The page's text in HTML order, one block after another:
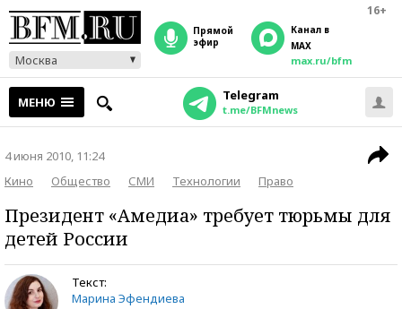
16+
Москва
прямой
эфир
Канал в
MAX
max.ru/bfm
МЕНЮ Telegram
t.me/BFMnews
4 июня 2010, 11:24
Кино
Общество СМИ Технологии Право
Президент «Амедиа» требует тюрьмы для
детей России
Текст:
Марина Эфендиева